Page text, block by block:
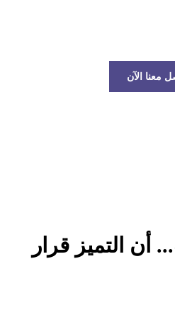
معنا الآن
أن التميز قرار